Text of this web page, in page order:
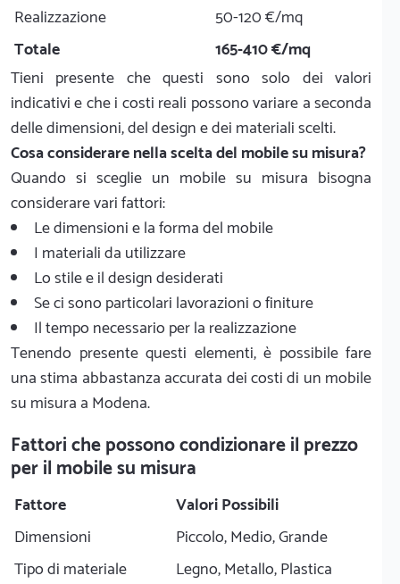
Realizzazione
50-120 €/mq
Totale
165-410 €/mq
Tieni presente che questi sono solo dei valori
indicativi e che i costi reali possono variare a seconda
delle dimensioni, del design e dei materiali scelti.
Cosa considerare nella scelta del mobile su misura?
Quando si sceglie un mobile su misura bisogna
considerare vari fattori:
Le dimensioni e la forma del mobile
I materiali da utilizzare
Lo stile e il design desiderati
Se ci sono particolari lavorazioni o finiture
Il tempo necessario per la realizzazione
Tenendo presente questi elementi, è possibile fare
una stima abbastanza accurata dei costi di un mobile
su misura a Modena.
Fattori che possono condizionare il prezzo
per il mobile su misura
Fattore
Valori Possibili
Dimensioni
Piccolo, Medio, Grande
Tipo di materiale
Legno, Metallo, Plastica